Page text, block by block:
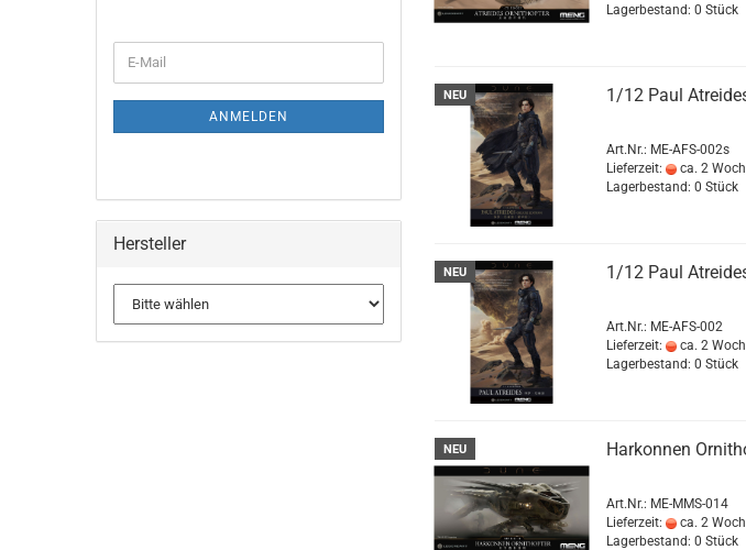
Lagerbestand: 0 Stück
NEU 1/12 Paul
Art.Nr.: ME-AFS-002s
Lieferzeit:
ca. 2
Lagerbestand: 0 Stück
NEU 1/12 Paul
Art.Nr.: ME-AFS-002
Lieferzeit:
ca. 2
Lagerbestand: 0 Stück
NEU Harkonnen
Art.Nr.: ME-MMS-014
Lieferzeit:
ca. 2
Lagerbestand: 0 Stück
ZUR
E-
Mail
ANMELDEN
Hersteller